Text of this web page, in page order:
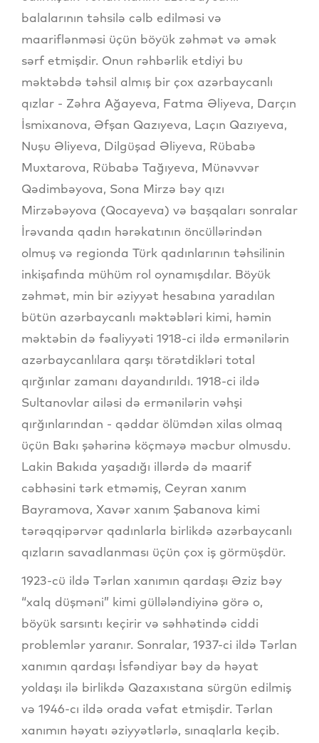
balalarının təhsilə cəlb edilməsi və
maariflənməsi üçün böyük zəhmət və əmək
sərf etmişdir. Onun rəhbərlik etdiyi bu
məktəbdə təhsil almış bir çox azərbaycanlı
qızlar - Zəhra Ağayeva, Fatma Əliyeva, Darçın
İsmixanova, Əfşan Qazıyeva, Laçın Qazıyeva,
Nuşu Əliyeva, Dilgüşad Əliyeva, Rübabə
Muxtarova, Rübabə Tağıyeva, Münəvvər
Qədimbəyova, Sona Mirzə bəy qızı
Mirzəbəyova (Qocayeva) və başqaları sonralar
İrəvanda qadın hərəkatının öncüllərindən
olmuş və regionda Türk qadınlarının təhsilinin
inkişafında mühüm rol oynamışdılar. Böyük
zəhmət, min bir əziyyət hesabına yaradılan
bütün azərbaycanlı məktəbləri kimi, həmin
məktəbin də fəaliyyəti 1918-ci ildə ermənilərin
azərbaycanlılara qarşı törətdikləri total
qırğınlar zamanı dayandırıldı. 1918-ci ildə
Sultanovlar ailəsi də ermənilərin vəhşi
qırğınlarından - qəddar ölümdən xilas olmaq
üçün Bakı şəhərinə köçməyə məcbur olmusdu.
Lakin Bakıda yaşadığı illərdə də maarif
cəbhəsini tərk etməmiş, Ceyran xanım
Bayramova, Xavər xanım Şabanova kimi
tərəqqipərvər qadınlarla birlikdə azərbaycanlı
qızların savadlanması üçün çox iş görmüşdür.
1923-cü ildə Tərlan xanımın qardaşı Əziz bəy
“xalq düşməni” kimi güllələndiyinə görə o,
böyük sarsıntı keçirir və səhhətində ciddi
problemlər yaranır. Sonralar, 1937-ci ildə Tərlan
xanımın qardaşı İsfəndiyar bəy də həyat
yoldaşı ilə birlikdə Qazaxıstana sürgün edilmiş
və 1946-cı ildə orada vəfat etmişdir. Tərlan
xanımın həyatı əziyyətlərlə, sınaqlarla keçib.